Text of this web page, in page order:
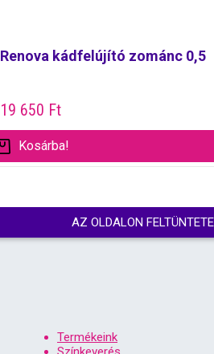
Renova kádfelújító zománc 0,5
19 650 Ft
Kosárba!
AZ OLDALON
Termékeink